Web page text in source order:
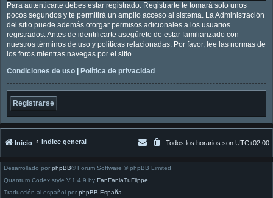
Para autenticarte debes estar registrado. Registrarte te tomará solo unos
pocos segundos y te permitirá un amplio acceso al sistema. La Administración
del sitio puede además otorgar permisos adicionales a los usuarios
registrados. Antes de identificarte asegúrete de estar familiarizado con
nuestros términos de uso y políticas relacionadas. Por favor, lee las normas de
los foros mientras navegas por el sitio.
Condiciones de uso
Política de privacidad
Registrarse
Inicio Índice general Todos los horarios son UTC+02:00
Desarrollado por phpBB® Forum Software © phpBB Limited
Quantum Codex style V.1.4.9 by FanFanlaTuFlippe
Traducción al español por phpBB España